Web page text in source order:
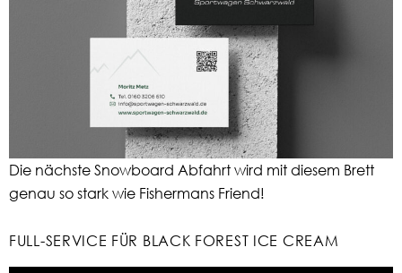
Die nächste Snowboard Abfahrt wird mit diesem Brett
genau so stark wie Fishermans Friend!
FULL-SERVICE FÜR BLACK FOREST ICE CREAM